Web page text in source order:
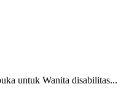
untuk Wanita disabilitas...